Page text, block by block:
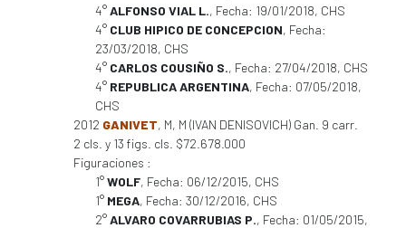
4°ALFONSO VIAL L., Fecha: 19/01/2018, CHS
4° CLUB HIPICO DE CONCEPCION, Fecha:
23/03/2018, CHS
4° CARLOS COUSIÑO S., Fecha: 27/04/2018, CHS
4° REPUBLICA ARGENTINA, Fecha: 07/05/2018,
CHS
2012 GANIVET, M, M (IVAN DENISOVICH) Gan. 9 carr.
2 cls. y 13 figs. cls. $72.678.000
Figuraciones :
1°WOLF, Fecha: 06/12/2015, CHS
1° MEGA, Fecha: 30/12/2016, CHS
2°ALVARO COVARRUBIAS P., Fecha: 01/05/2015,